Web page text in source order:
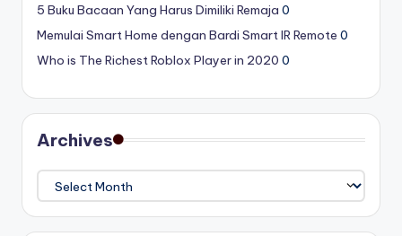
5 Buku Bacaan Yang Harus Dimiliki Remaja 0
Memulai Smart Home dengan Bardi Smart IR Remote 0
Who is The Richest Roblox Player in 2020 0
Archives
Archives